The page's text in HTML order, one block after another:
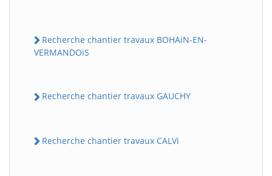
Recherche chantier travaux BOHAiN-EN-
VERMANDOiS
Recherche chantier travaux GAUCHY
Recherche chantier travaux CALVi